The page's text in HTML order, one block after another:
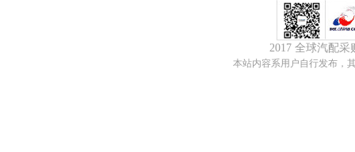
2017 全球汽配
本站内容系用户自行发布，